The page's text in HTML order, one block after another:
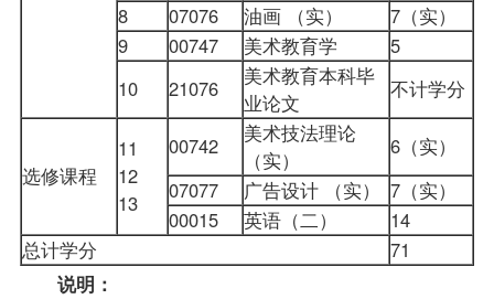
8
07076 油画 （实）
7（实）
9
00747 美术教育学
5
10
21076
美术教育本科毕
业论文
不计学分
选修课程
11
12
13
00742
美术技法理论
（实）
6（实）
07077
广告设计 （实）
7（实）
00015
英语（二）
14
总计学分
71
说明：